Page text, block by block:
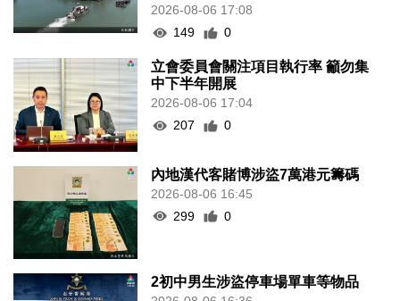
2026-08-06 17:08
149
0
立會委員會關注項目執行率 籲勿集
中下半年開展
2026-08-06 17:04
207
0
內地漢代客賭博涉盜7萬港元籌碼
2026-08-06 16:45
299
0
2初中男生涉盜停車場單車等物品